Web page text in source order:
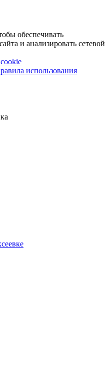
обеспечивать
и анализировать сетевой
использования